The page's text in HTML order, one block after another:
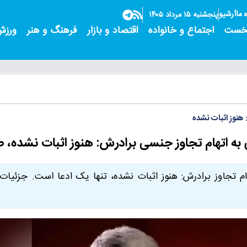
ماآرشیوپنجشنبه ۱۵ مرداد ۱۴۰۵
اجتماع و خانواده اقتصاد و بازار فرهنگ و هنر
اثبات نشده
اتهام تجاوز جنسی برادرش: هنوز اثبات نشده،
برادرش: هنوز اثبات نشده، تنها یک ادعا است.